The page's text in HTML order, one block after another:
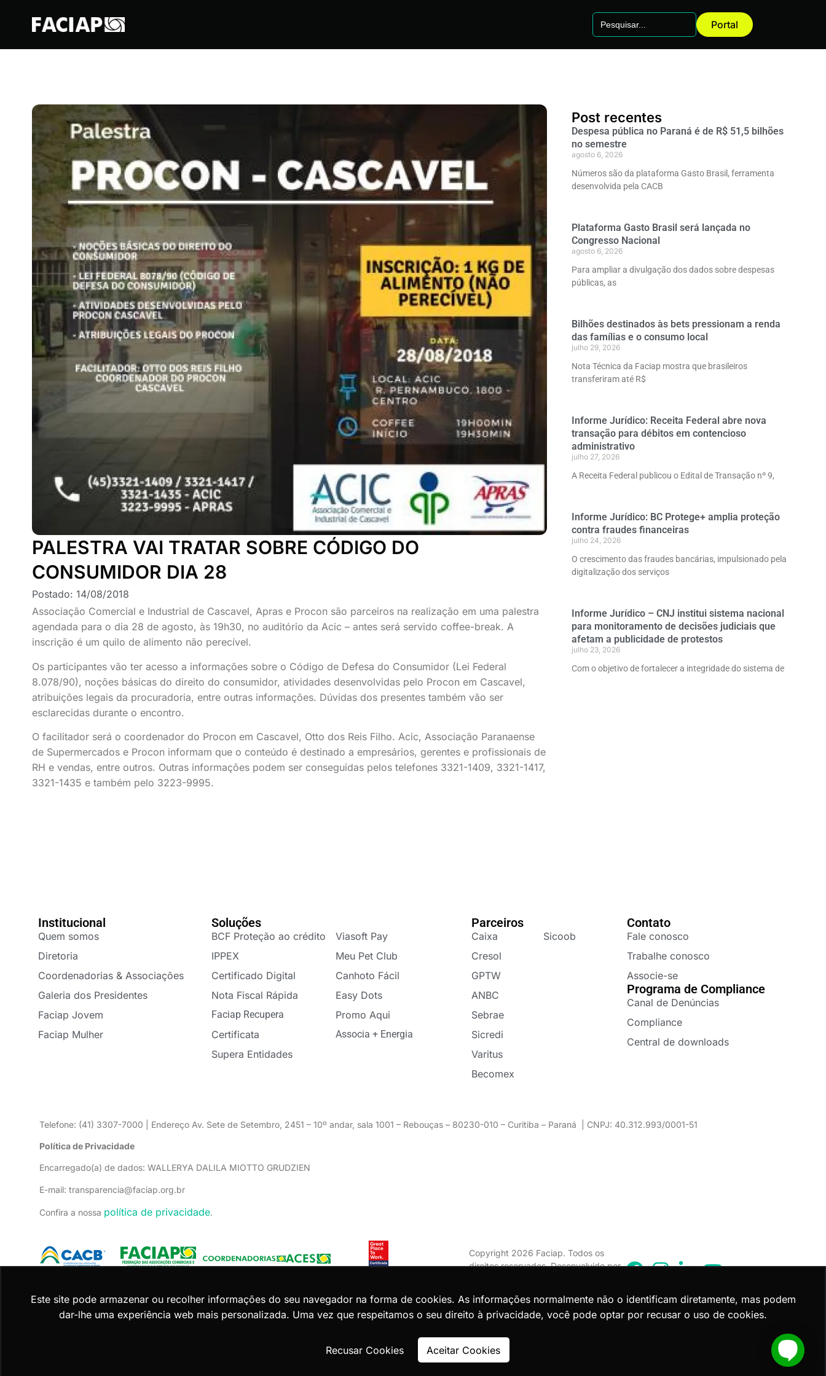
Este site pode armazenar ou recolher informações do seu navegador na forma de cookies. As informações normalmente não o identificam diretamente, mas podem
dar-lhe uma experiência web mais personalizada. Uma vez que respeitamos o seu direito à privacidade, você pode optar por recusar o uso de cookies.
Recusar Cookies Aceitar Cookies
FACIAPE
Search
for:
Portal
PALESTRA VAI TRATAR SOBRE CÓDIGO DO
CONSUMIDOR DIA 28
Postado: 14/08/2018
Associação Comercial e Industrial de Cascavel, Apras e Procon são parceiros na realização em uma palestra
agendada para o dia 28 de agosto, às 19h30, no auditório da Acic – antes será servido coffee-break. A
inscrição é um quilo de alimento não perecível.
Os participantes vão ter acesso a informações sobre o Código de Defesa do Consumidor (Lei Federal
8.078/90), noções básicas do direito do consumidor, atividades desenvolvidas pelo Procon em Cascavel,
atribuições legais da procuradoria, entre outras informações. Dúvidas dos presentes também vão ser
esclarecidas durante o encontro.
O facilitador será o coordenador do Procon em Cascavel, Otto dos Reis Filho. Acic, Associação Paranaense
de Supermercados e Procon informam que o conteúdo é destinado a empresários, gerentes e profissionais de
RH e vendas, entre outros. Outras informações podem ser conseguidas pelos telefones 3321-1409, 3321-1417,
3321-1435 e também pelo 3223-9995.
Post recentes
Despesa pública no Paraná é de R$ 51,5 bilhões
no semestre
agosto 6, 2026
Números são da plataforma Gasto Brasil, ferramenta
desenvolvida pela CACB
Plataforma Gasto Brasil será lançada no
Congresso Nacional
agosto 6, 2026
Para ampliar a divulgação dos dados sobre despesas
públicas, as
Bilhões destinados às bets pressionam a renda
das famílias e o consumo local
julho 29, 2026
Nota Técnica da Faciap mostra que brasileiros
transferiram até R$
Informe Jurídico: Receita Federal abre nova
transação para débitos em contencioso
administrativo
julho 27, 2026
A Receita Federal publicou o Edital de Transação nº 9,
Informe Jurídico: BC Protege+ amplia proteção
contra fraudes financeiras
julho 24, 2026
O crescimento das fraudes bancárias, impulsionado pela
digitalização dos serviços
Informe Jurídico – CNJ institui sistema nacional
para monitoramento de decisões judiciais que
afetam a publicidade de protestos
julho 23, 2026
Com o objetivo de fortalecer a integridade do sistema de
Institucional
Quem somos
Diretoria
Coordenadorias & Associações
Galeria dos Presidentes
Faciap Jovem
Faciap Mulher
Soluções
BCF Proteção ao crédito
IPPEX
Certificado Digital
Nota Fiscal Rápida
Faciap Recupera
Certificata
Supera Entidades
Viasoft Pay
Meu Pet Club
Canhoto Fácil
Easy Dots
Promo Aqui
Associa + Energia
Parceiros
Caixa
Cresol
GPTW
ANBC
Sebrae
Sicredi
Varitus
Becomex
Sicoob
Contato
Fale conosco
Trabalhe conosco
Associe-se
Programa de Compliance
Canal de Denúncias
Compliance
Central de downloads
Telefone: (41) 3307-7000 | Endereço Av. Sete de Setembro, 2451 – 10º andar, sala 1001 – Rebouças – 80230-010 – Curitiba – Paraná | CNPJ: 40.312.993/0001-51
Política de Privacidade
Encarregado(a) de dados: WALLERYA DALILA MIOTTO GRUDZIEN
E-mail: transparencia@faciap.org.br
Confira a nossa política de privacidade.
Copyright 2026 Faciap. Todos os
direitos reservados. Desenvolvido por